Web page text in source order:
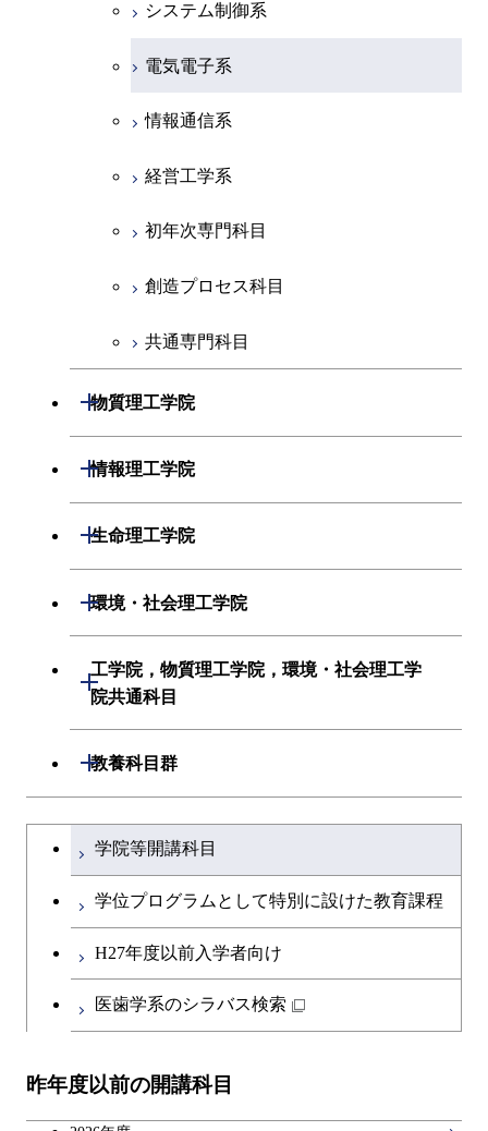
地球惑星科学系
初年次専門科目
創造プロセス科目
共通専門科目
システム制御系
電気電子系
情報通信系
経営工学系
初年次専門科目
創造プロセス科目
共通専門科目
物質理工学院
開閉
材料系
初年次専門科目
共通専門科目
情報理工学院
開閉
数理・計算科学系
初年次専門科目
創造プロセス科目
共通専門科目
生命理工学院
開閉
生命理工学系
創造プロセス科目
共通専門科目
環境・社会理工学院
開閉
建築学系
融合理工学系
初年次専門科目
工学院，物質理工学院，環境・社会理工学
院共通科目
開閉
工学院，物質理工学院，環境・社会
教養科目群
開閉
文系教養科目
英語科目
第二外国語科目
広域教養科目
学士課程を切り替える
学院等開講科目
学位プログラムとして特別に設けた教育課程
H27年度以前入学者向け
医歯学系のシラバス検索
昨年度以前の開講科目